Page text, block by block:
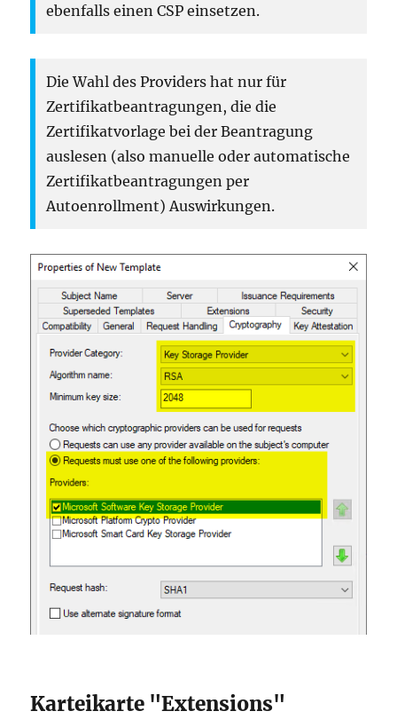
ebenfalls einen CSP einsetzen.
Die Wahl des Providers hat nur für
Zertifikatbeantragungen, die die
Zertifikatvorlage bei der Beantragung
auslesen (also manuelle oder automatische
Zertifikatbeantragungen per
Autoenrollment) Auswirkungen.
Karteikarte "Extensions"